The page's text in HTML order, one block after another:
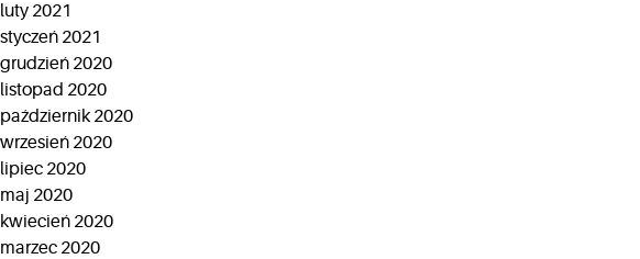
luty 2021
styczeń 2021
grudzień 2020
listopad 2020
październik 2020
wrzesień 2020
lipiec 2020
maj 2020
kwiecień 2020
marzec 2020